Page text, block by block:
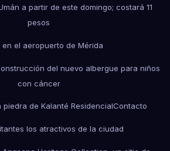
a partir de este domingo; costará 11
pesos
en el aeropuerto de Mérida
del nuevo albergue para niños
con cáncer
de Kalanté ResidencialContacto
los atractivos de la ciudad